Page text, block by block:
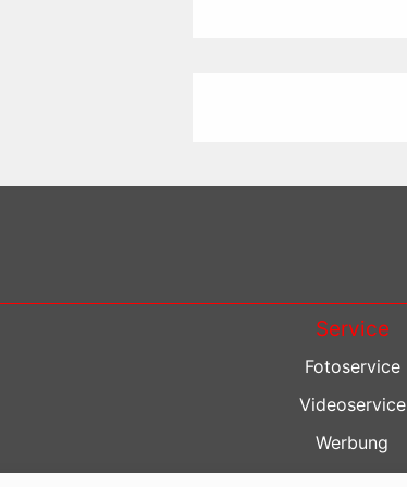
Service
Fotoservice
Videoservice
Werbung